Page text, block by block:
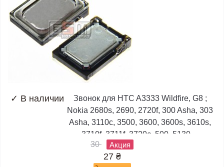
✓ В наличии
Звонок для HTC A3333 Wildfire, G8 ;
Nokia 2680s, 2690, 2720f, 300 Asha, 303
Asha, 3110c, 3500, 3600, 3600s, 3610s,
3710f, 3711f, 3720c, 500, 5130,...
30
Акция
27 ₴